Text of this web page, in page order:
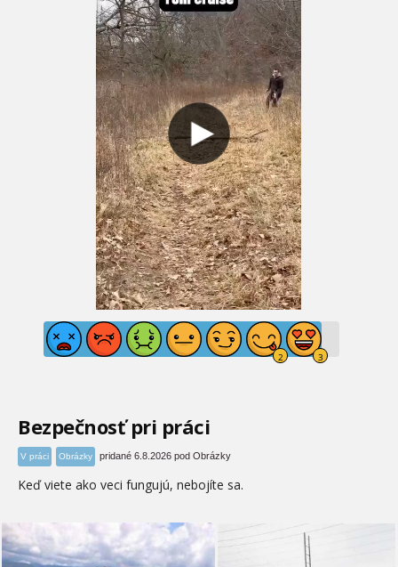
Bezpečnosť pri práci
V práci Obrázky pridané 6.8.2026 pod Obrázky
Keď viete ako veci fungujú, nebojíte sa.